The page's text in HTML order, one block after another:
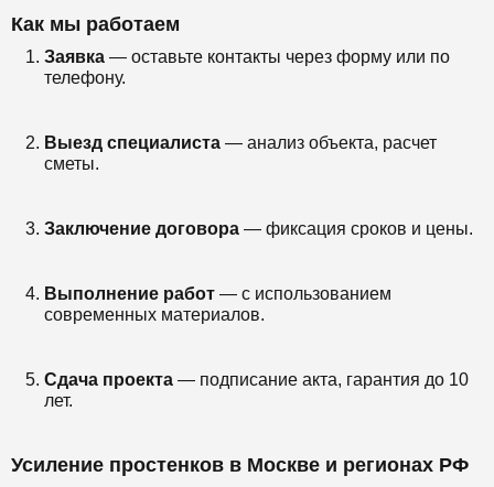
Как мы работаем
Заявка — оставьте контакты через форму или по
телефону.
Выезд специалиста — анализ объекта, расчет
сметы.
Заключение договора — фиксация сроков и цены.
Выполнение работ — с использованием
современных материалов.
Сдача проекта — подписание акта, гарантия до 10
лет.
Усиление простенков в Москве и регионах РФ